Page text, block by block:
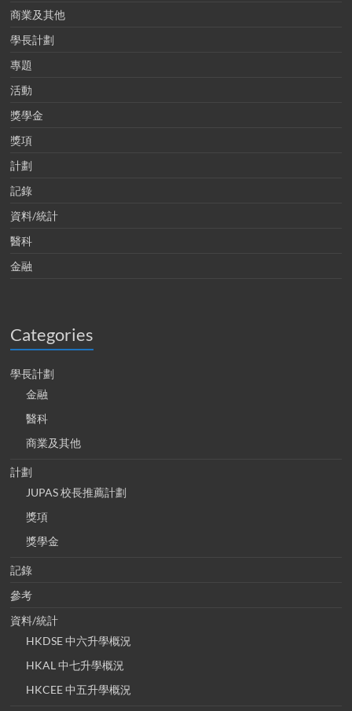
商業及其他
學長計劃
專題
活動
獎學金
獎項
計劃
記錄
資料/統計
醫科
金融
Categories
學長計劃
金融
醫科
商業及其他
計劃
JUPAS 校長推薦計劃
獎項
獎學金
記錄
參考
資料/統計
HKDSE 中六升學概況
HKAL 中七升學概況
HKCEE 中五升學概況